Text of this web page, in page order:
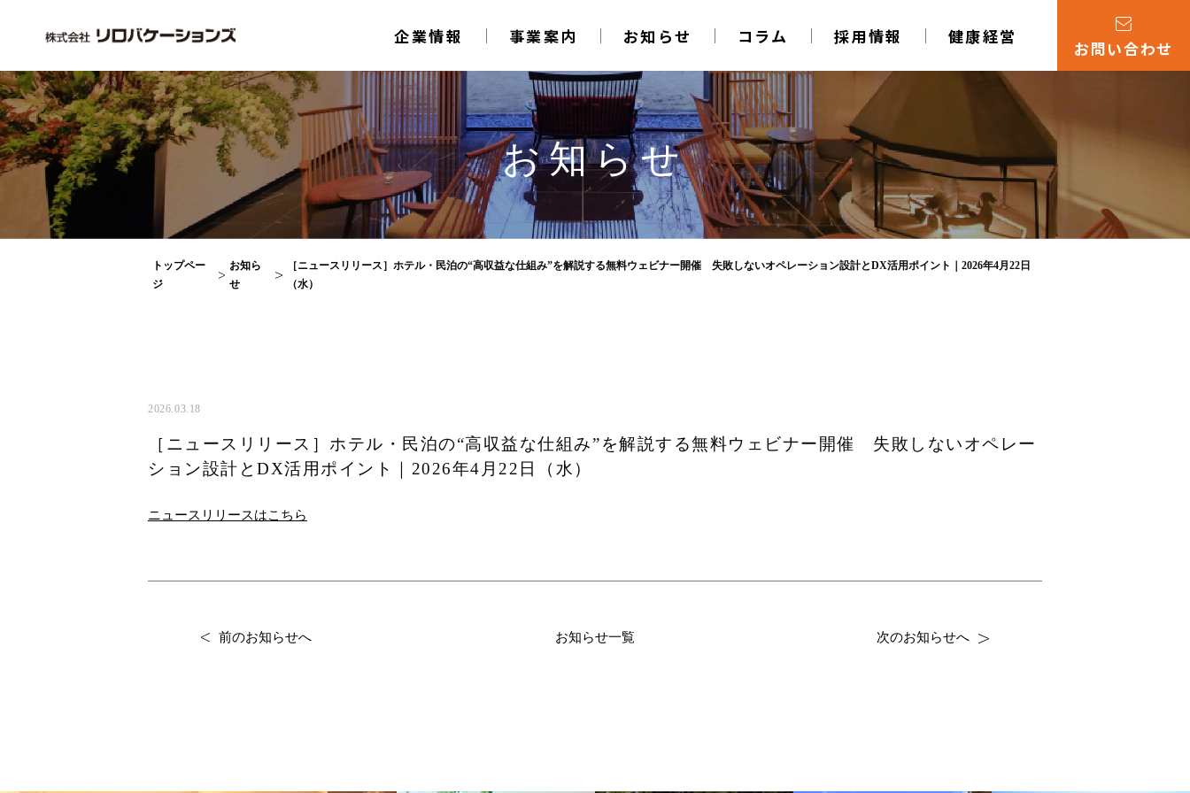
企業情報 事業案内 お知らせ コラム 採用情報 健康経営
お問い合わせ
お知らせ
トップペー
ジ
お知ら
せ
［ニュースリリース］ホテル・民泊の“高収益な仕組み”を解説する無料ウェビナー開催 失敗しないオペレーション設計とDX活用ポイント｜2026年4月22日
（水）
2026.03.18
［ニュースリリース］ホテル・民泊の“高収益な仕組み”を解説する無料ウェビナー開催 失敗しないオペレー
ション設計とDX活用ポイント｜2026年4月22日（水）
ニュースリリースはこちら
前のお知らせへ お知らせ一覧 次のお知らせへ